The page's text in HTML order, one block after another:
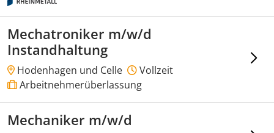
Mechatroniker m/w/d
Instandhaltung
Hodenhagen und Celle
Vollzeit
Arbeitnehmerüberlassung
Mechaniker m/w/d